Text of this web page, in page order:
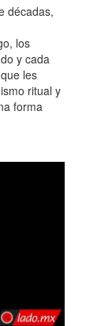
décadas,
los
y cada
les
ritual y
forma